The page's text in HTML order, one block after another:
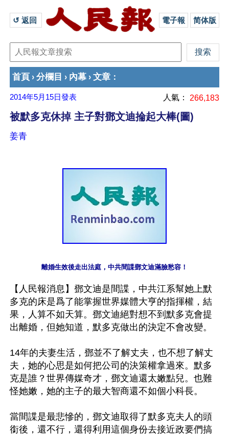
↺ 返回 電子報 简体版
首頁 › 分欄目 › 內幕 › 文章 ：
2014年5月15日發表 人氣： 266,183
被默多克休掉 主子對鄧文迪掄起大棒(圖)
姜青
離婚生效後走出法庭，中共間諜鄧文迪滿臉愁容！
【人民報消息】鄧文迪是間諜，中共江系幫她上默
多克的床是爲了能掌握世界媒體大亨的指揮權，結
果，人算不如天算。鄧文迪絕對想不到默多克會提
出離婚，但她知道，默多克做出的決定不會改變。
14年的夫妻生活，鄧並不了解丈夫，也不想了解丈
夫，她的心思是如何把公司的決策權拿過來。默多
克是誰？世界傳媒奇才，鄧文迪還太嫩點兒。也難
怪她嫩，她的主子的最大智商還不如個小科長。
當間諜是最悲慘的，鄧文迪取得了默多克夫人的頭
銜後，還不行，還得利用這個身份去接近政要們搞